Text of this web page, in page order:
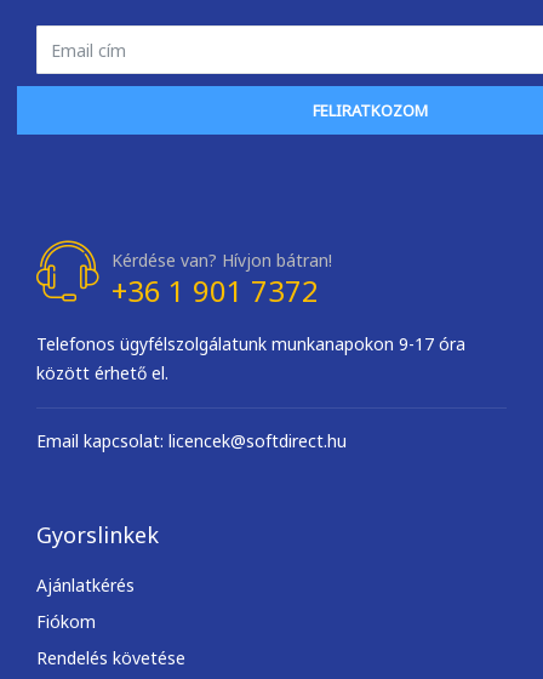
FELIRATKOZOM
Kérdése van? Hívjon bátran!
+36 1 901 7372
Telefonos ügyfélszolgálatunk munkanapokon 9-17 óra
között érhető el.
Email kapcsolat: licencek@softdirect.hu
Gyorslinkek
Ajánlatkérés
Fiókom
Rendelés követése